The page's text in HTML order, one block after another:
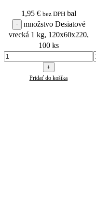
1,95 € bez DPH bal
množstvo Desiatové
vrecká 1 kg, 120x60x220,
100 ks
Pridať do košíka